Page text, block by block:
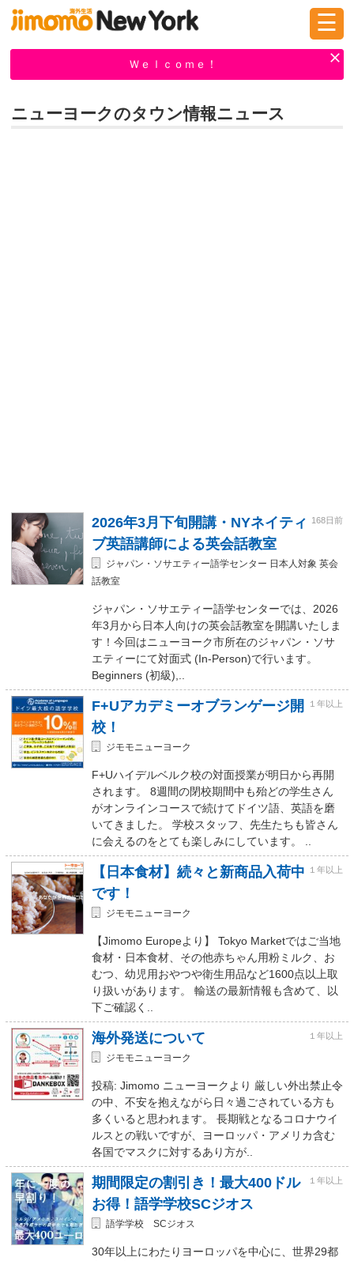
☰
Ｗｅｌｃｏｍｅ！
ニューヨークのタウン情報ニュース
2026年3月下旬開講・NYネイティ
ブ英語講師による英会話教室
168日前
ジャパン・ソサエティー語学センター 日本人対象 英会
話教室
ジャパン・ソサエティー語学センターでは、2026
年3月から日本人向けの英会話教室を開講いたしま
す！今回はニューヨーク市所在のジャパン・ソサ
エティーにて対面式 (In-Person)で行います。
Beginners (初級),..
F+Uアカデミーオブランゲージ開
校！
１年以上
ジモモニューヨーク
F+Uハイデルベルク校の対面授業が明日から再開
されます。 8週間の閉校期間中も殆どの学生さん
がオンラインコースで続けてドイツ語、英語を磨
いてきました。 学校スタッフ、先生たちも皆さん
に会えるのをとても楽しみにしています。 ..
【日本食材】続々と新商品入荷中
です！
１年以上
ジモモニューヨーク
【Jimomo Europeより】 Tokyo Marketではご当地
食材・日本食材、その他赤ちゃん用粉ミルク、お
むつ、幼児用おやつや衛生用品など1600点以上取
り扱いがあります。 輸送の最新情報も含めて、以
下ご確認く..
海外発送について １年以上
ジモモニューヨーク
投稿: Jimomo ニューヨークより 厳しい外出禁止令
の中、不安を抱えながら日々過ごされている方も
多くいると思われます。 長期戦となるコロナウイ
ルスとの戦いですが、ヨーロッパ・アメリカ含む
各国でマスクに対するあり方が..
期間限定の割引き！最大400ドル
お得！語学学校SCジオス
１年以上
語学学校 SCジオス
30年以上にわたりヨーロッパを中心に、世界29都